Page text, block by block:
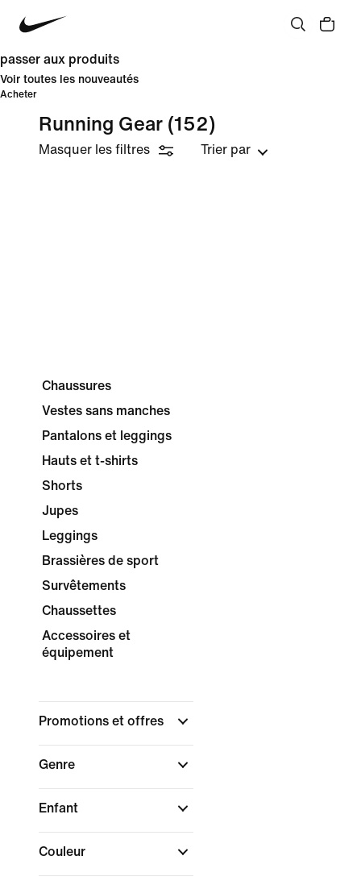
passer aux produits
Voir toutes les nouveautés
Acheter
Running Gear (152)
Masquer les filtres Trier par
Chaussures
Vestes sans manches
Pantalons et leggings
Hauts et t-shirts
Shorts
Jupes
Leggings
Brassières de sport
Survêtements
Chaussettes
Accessoires et
équipement
Promotions et offres
Genre
Enfant
Couleur